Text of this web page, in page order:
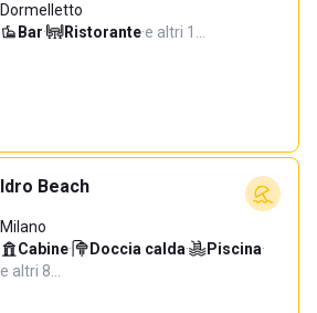
Dormelletto
Bar· Ristorante·e altri 1…
Idro Beach
Milano
Cabine· Doccia calda· Piscina·
e altri 8…